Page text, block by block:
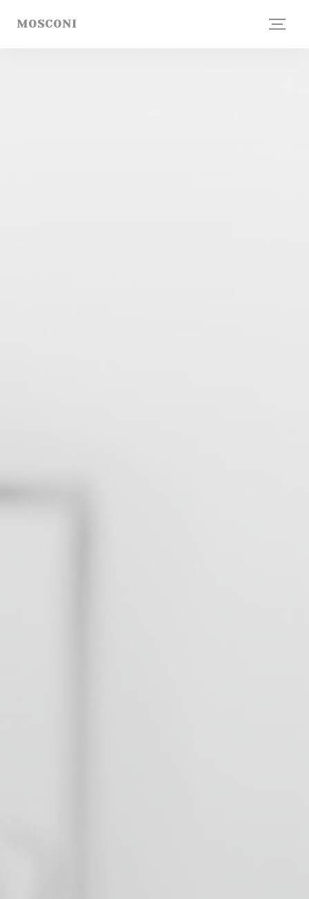
MOSCONI